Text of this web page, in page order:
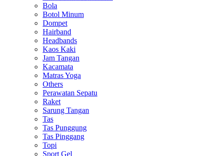
Bola
Botol Minum
Dompet
Hairband
Headbands
Kaos Kaki
Jam Tangan
Kacamata
Matras Yoga
Others
Perawatan Sepatu
Raket
Sarung Tangan
Tas
Tas Punggung
Tas Pinggang
Topi
Sport Gel